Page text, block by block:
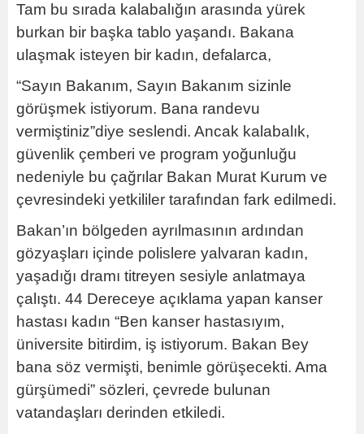
Tam bu sırada kalabalığın arasında yürek
burkan bir başka tablo yaşandı. Bakana
ulaşmak isteyen bir kadın, defalarca,
“Sayın Bakanım, Sayın Bakanım sizinle
görüşmek istiyorum. Bana randevu
vermiştiniz”diye seslendi. Ancak kalabalık,
güvenlik çemberi ve program yoğunluğu
nedeniyle bu çağrılar Bakan Murat Kurum ve
çevresindeki yetkililer tarafından fark edilmedi.
Bakan’ın bölgeden ayrılmasının ardından
gözyaşları içinde polislere yalvaran kadın,
yaşadığı dramı titreyen sesiyle anlatmaya
çalıştı. 44 Dereceye açıklama yapan kanser
hastası kadın “Ben kanser hastasıyım,
üniversite bitirdim, iş istiyorum. Bakan Bey
bana söz vermişti, benimle görüşecekti. Ama
gürşümedi” sözleri, çevrede bulunan
vatandaşları derinden etkiledi.